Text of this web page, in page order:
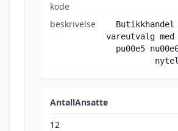
kode
beskrivelse
Butikkhandel
vareutvalg med
pu00e5
AntallAnsatte
12